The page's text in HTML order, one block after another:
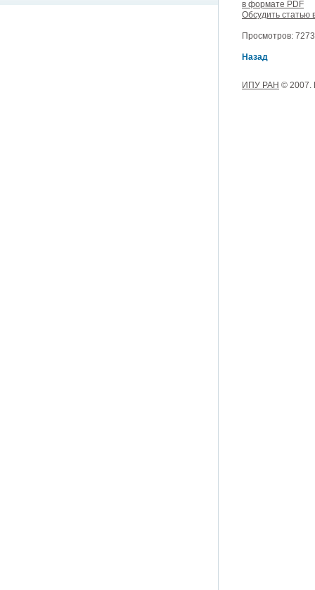
в формате PDF
Обсудить статью
Просмотров:
Назад
ИПУ РАН © 2007.